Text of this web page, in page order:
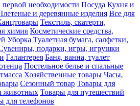
необходимости Посуда Кухня и
и деревянные изделия Все для
Текстиль, скатерти,
химия Косметические средства,
Уборка Туалетная бумага, салфетки,
подарки, игры, игрушки
Галантерея Баня, ванна, туалет
Постельное белье и спальные
Хозяйственные товары Часы,
Сезонный товар Товары для
животных Товары для путешествий
для телефонов